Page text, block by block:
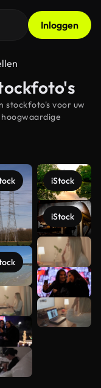
Inloggen
stockfoto's voor uw
iStock
iStock
Meer
bekijken